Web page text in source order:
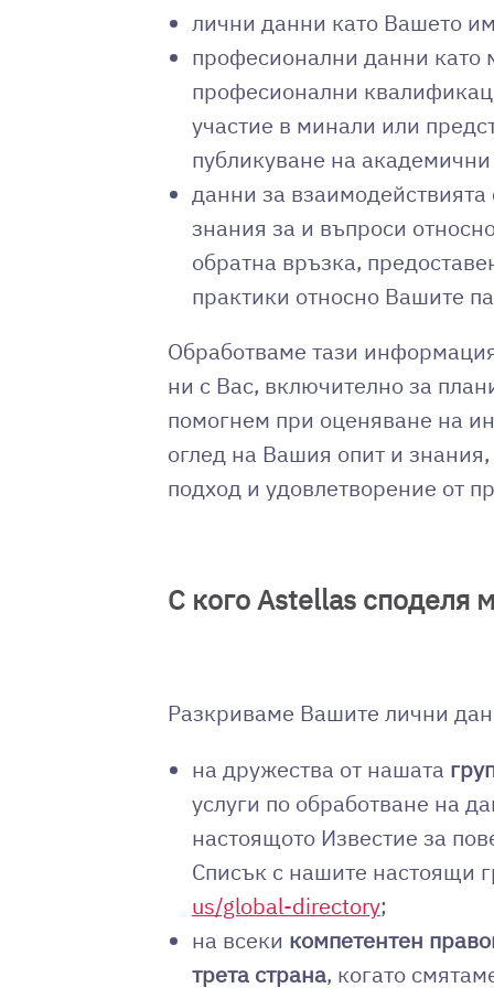
лични данни като Вашето
професионални данни като
професионални
участие в минали или
публикуване на
данни за
знания за и въпроси
обратна връзка,
практики относно Вашите
Обработваме тази
ни с Вас, включително за
помогнем при оценяване на
оглед на Вашия опит и
подход и удовлетворение от
С кого Astellas споделя
Разкриваме Вашите лични
на дружества от нашата
услуги по обработване на
настоящото Известие за
Списък с нашите настоящи
us/global-directory;
на всеки компетентен
трета страна, когато